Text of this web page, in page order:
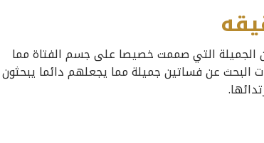
الجميلة التي صممت خصيصا على جسم الفتاة مما
البحث عن فساتين جميلة مما يجعلهم دائما يبحثون